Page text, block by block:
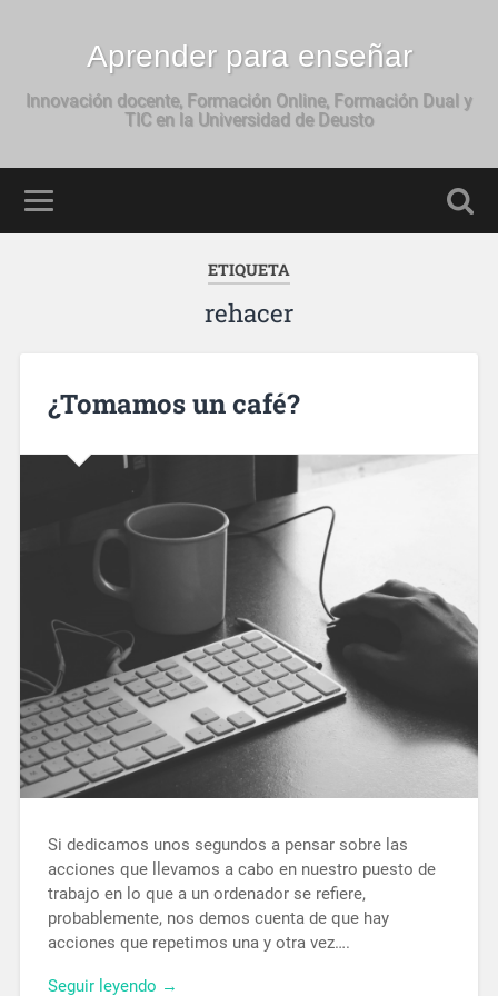
Aprender para enseñar
Innovación docente, Formación Online, Formación Dual y
TIC en la Universidad de Deusto
ETIQUETA
rehacer
¿Tomamos un café?
Si dedicamos unos segundos a pensar sobre las
acciones que llevamos a cabo en nuestro puesto de
trabajo en lo que a un ordenador se refiere,
probablemente, nos demos cuenta de que hay
acciones que repetimos una y otra vez….
Seguir leyendo →